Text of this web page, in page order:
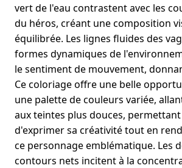
vert de l'eau contrastent avec les
du héros, créant une composition
équilibrée. Les lignes fluides des
formes dynamiques de
le sentiment de mouvement,
Ce coloriage offre une belle
une palette de couleurs variée,
aux teintes plus douces,
d'exprimer sa créativité tout en
ce personnage emblématique. Les
contours nets incitent à la